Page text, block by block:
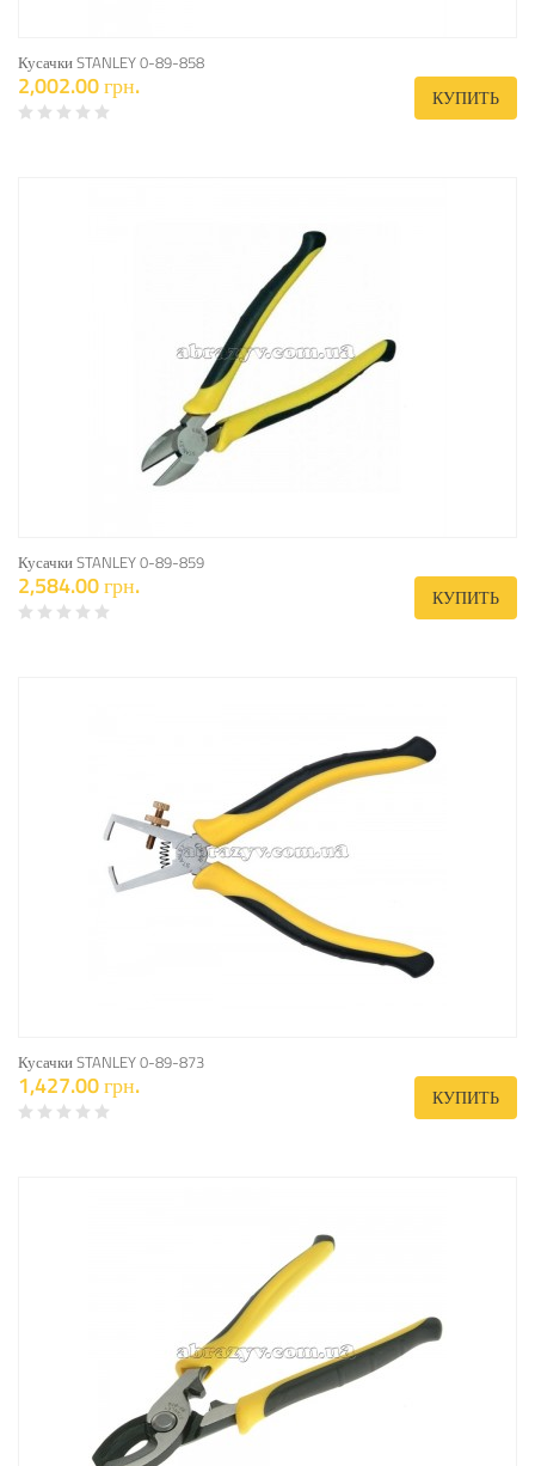
Кусачки STANLEY 0-89-858
2,002.00 грн. КУПИТЬ
Кусачки STANLEY 0-89-859
2,584.00 грн. КУПИТЬ
Кусачки STANLEY 0-89-873
1,427.00 грн. КУПИТЬ